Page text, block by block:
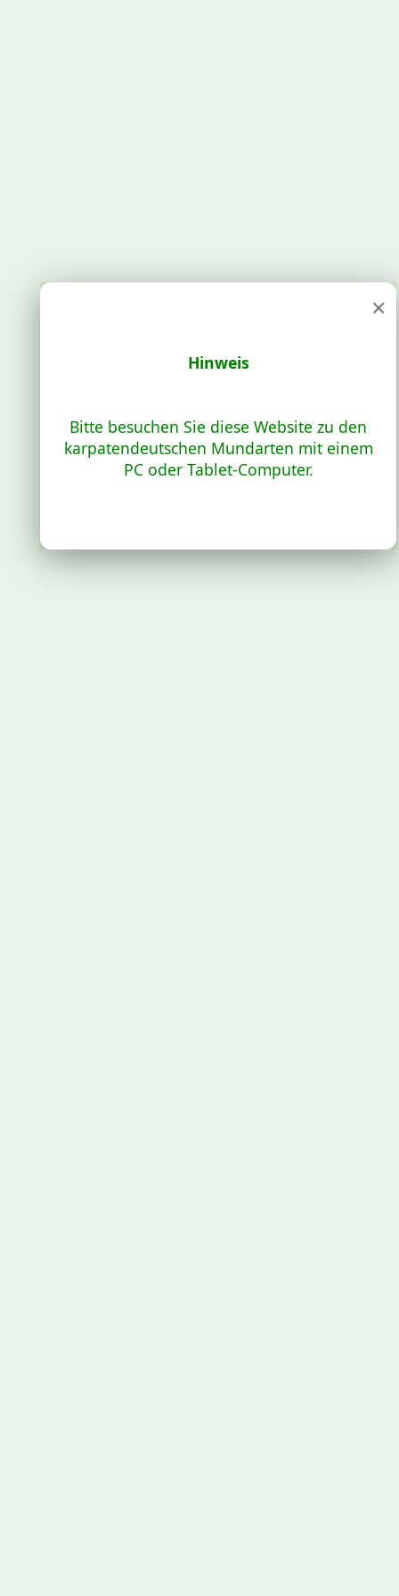
×
Hinweis
Bitte besuchen Sie diese Website zu den
karpatendeutschen Mundarten mit einem
PC oder Tablet-Computer.